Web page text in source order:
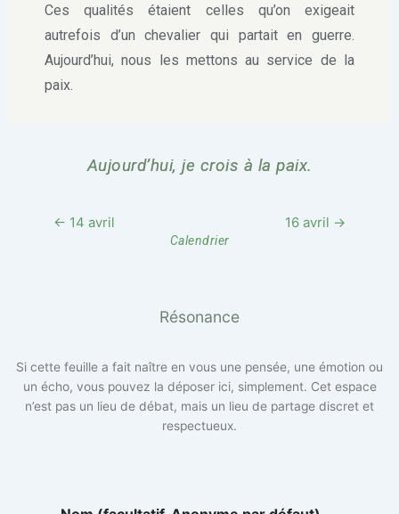
Ces qualités étaient celles qu’on exigeait
autrefois d’un chevalier qui partait en guerre.
Aujourd’hui, nous les mettons au service de la
paix.
Aujourd’hui, je crois à la paix.
← 14 avril 16 avril →
Calendrier
Résonance
Si cette feuille a fait naître en vous une pensée, une émotion ou
un écho, vous pouvez la déposer ici, simplement. Cet espace
n’est pas un lieu de débat, mais un lieu de partage discret et
respectueux.